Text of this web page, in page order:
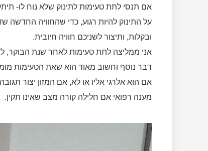
אם תנסי לתת טעימות לתינוק שלא נוח לו-
על התינוק להיות רגוע, כדי שהחוויה
ובקלות, ותיצור לשניכם חוויה חיובית.
אני ממליצה לתת טעימות לאחר שנת הבוקר,
דבר נוסף וחשוב מאוד הוא שאת הטעימות
אם הוא אלרגי אליו או לא, אם המזון יצור
מענה רפואי אם חלילה קורה מצב שאינו תקין.